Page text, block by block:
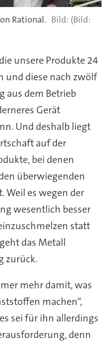
Rational.
(Bild:
unsere Produkte 24
und diese nach zwölf
aus dem Betrieb
Gerät
Und deshalb liegt
auf der
bei denen
überwiegenden
Weil es wegen der
wesentlich besser
statt
das Metall
zurück.
mehr damit, was
machen“,
sei für ihn allerdings
denn